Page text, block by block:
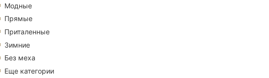
Модные
Прямые
Приталенные
Зимние
Без меха
Еще категории